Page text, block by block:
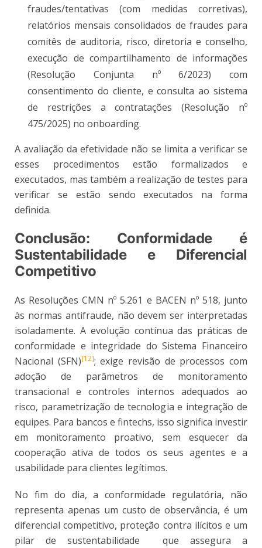
fraudes/tentativas (com medidas corretivas),
relatórios mensais consolidados de fraudes para
comitês de auditoria, risco, diretoria e conselho,
execução de compartilhamento de informações
(Resolução Conjunta nº 6/2023) com
consentimento do cliente, e consulta ao sistema
de restrições a contratações (Resolução nº
475/2025) no onboarding.
A avaliação da efetividade não se limita a verificar se
esses procedimentos estão formalizados e
executados, mas também a realização de testes para
verificar se estão sendo executados na forma
definida.
Conclusão: Conformidade é
Sustentabilidade e Diferencial
Competitivo
As Resoluções CMN nº 5.261 e BACEN nº 518, junto
às normas antifraude, não devem ser interpretadas
isoladamente. A evolução contínua das práticas de
conformidade e integridade do Sistema Financeiro
Nacional (SFN)[12]; exige revisão de processos com
adoção de parâmetros de monitoramento
transacional e controles internos adequados ao
risco, parametrização de tecnologia e integração de
equipes. Para bancos e fintechs, isso significa investir
em monitoramento proativo, sem esquecer da
cooperação ativa de todos os seus agentes e a
usabilidade para clientes legítimos.
No fim do dia, a conformidade regulatória, não
representa apenas um custo de observância, é um
diferencial competitivo, proteção contra ilícitos e um
pilar de sustentabilidade que assegura a